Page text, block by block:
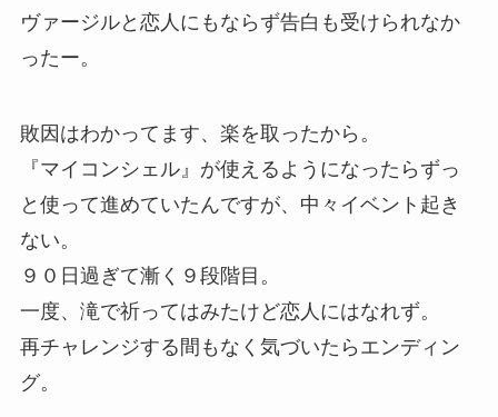
ヴァージルと恋人にもならず告白も受けられなか
ったー。
敗因はわかってます、楽を取ったから。
『マイコンシェル』が使えるようになったらずっ
と使って進めていたんですが、中々イベント起き
ない。
９０日過ぎて漸く９段階目。
一度、滝で祈ってはみたけど恋人にはなれず。
再チャレンジする間もなく気づいたらエンディン
グ。